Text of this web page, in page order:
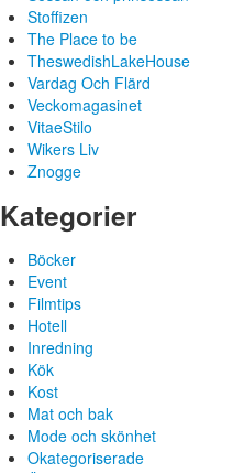
Stoffizen
The Place to be
TheswedishLakeHouse
Vardag Och Flärd
Veckomagasinet
VitaeStilo
Wikers Liv
Znogge
Kategorier
Böcker
Event
Filmtips
Hotell
Inredning
Kök
Kost
Mat och bak
Mode och skönhet
Okategoriserade